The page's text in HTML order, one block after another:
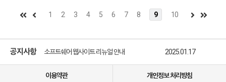
1 2 3 4 5 6 7 8 9 10
공지사항
소프트쉐어 웹사이트 리뉴얼 안내
2025.01.17
소프트쉐어 신규 소프트웨어 추가 안내
2025.01.17
이용약관
개인정보 처리방침